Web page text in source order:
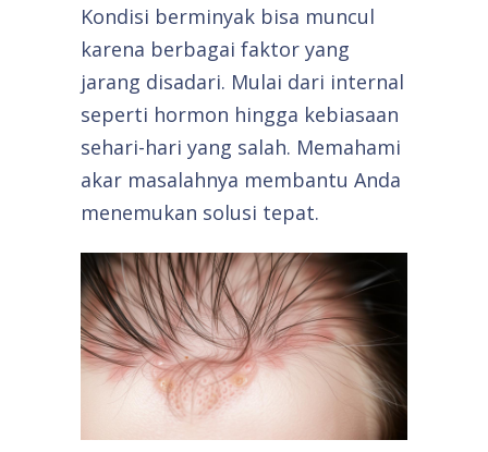
Kondisi berminyak bisa muncul
karena berbagai faktor yang
jarang disadari. Mulai dari internal
seperti hormon hingga kebiasaan
sehari-hari yang salah. Memahami
akar masalahnya membantu Anda
menemukan solusi tepat.